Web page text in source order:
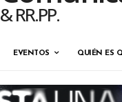
& RR.PP.
EVENTOS QUIÉN ES